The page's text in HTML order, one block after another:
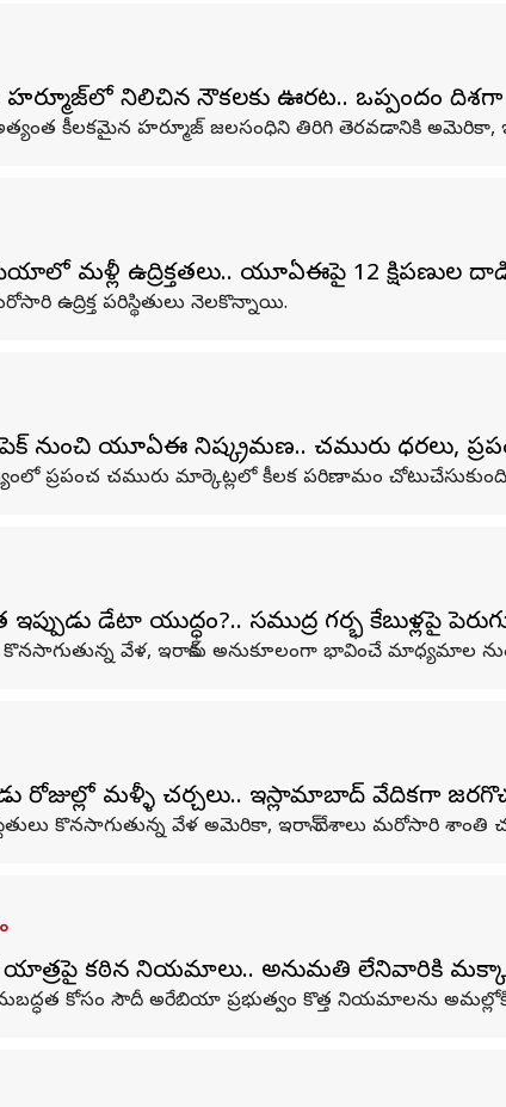
హర్మూజ్‌లో నిలిచిన నౌకలకు ఊరట.. ఒప్పందం దిశగా
కీలకమైన హర్మూజ్‌ జలసంధిని తిరిగి తెరవడానికి అమెరికా,
మళ్లీ ఉద్రిక్తతలు.. యూఏఈపై 12 క్షిపణుల
ఉద్రిక్త పరిస్థితులు నెలకొన్నాయి.
ఓపెక్‌ నుంచి యూఏఈ నిష్క్రమణ.. చమురు ధరలు,
ప్రపంచ చమురు మార్కెట్లలో కీలక పరిణామం
డేటా యుద్ధం?.. సముద్ర గర్భ కేబుళ్లపై
వేళ, ఇరాన్‌కు అనుకూలంగా భావించే మాధ్యమాల
రోజుల్లో మళ్ళీ చర్చలు.. ఇస్లామాబాద్‌ వేదికగా
కొనసాగుతున్న వేళ అమెరికా, ఇరాన్ దేశాలు మరోసారి శాంతి
యాత్రపై కఠిన నియమాలు.. అనుమతి లేనివారికి
కోసం సౌదీ అరేబియా ప్రభుత్వం కొత్త నియమాలను అమల్లోకి